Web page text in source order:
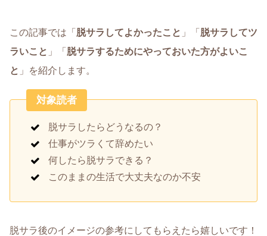
この記事では「 脱サラしてよかったこと 」「 脱サラしてツ
ラいこと 」「 脱サラするためにやっておいた方がよいこ
と 」を紹介します。
対象読者
脱サラしたらどうなるの？
仕事がツラくて辞めたい
何したら脱サラできる？
このままの生活で大丈夫なのか不安
脱サラ後のイメージの参考にしてもらえたら嬉しいです！